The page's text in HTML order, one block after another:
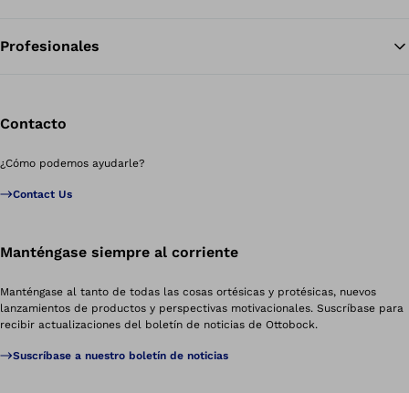
Profesionales
Contacto
¿Cómo podemos ayudarle?
Contact Us
Manténgase siempre al corriente
Manténgase al tanto de todas las cosas ortésicas y protésicas, nuevos
lanzamientos de productos y perspectivas motivacionales. Suscríbase para
recibir actualizaciones del boletín de noticias de Ottobock.
Suscríbase a nuestro boletín de noticias